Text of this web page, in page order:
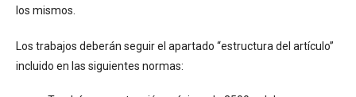
los mismos.
Los trabajos deberán seguir el apartado “estructura del artículo”
incluido en las siguientes normas: